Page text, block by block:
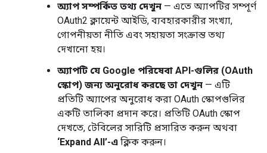
অ্যাপ সম্পর্কিত তথ্য দেখুন — এতে অ্যাপটির সম্পূর্ণ
OAuth2 ক্লায়েন্ট আইডি, ব্যবহারকারীর সংখ্যা,
গোপনীয়তা নীতি এবং সহায়তা সংক্রান্ত তথ্য
দেখানো হয়।
অ্যাপটি যে Google পরিষেবা API-গুলির (OAuth
স্কোপ) জন্য অনুরোধ করছে তা দেখুন — এটি
প্রতিটি অ্যাপের অনুরোধ করা OAuth স্কোপগুলির
একটি তালিকা প্রদান করে। প্রতিটি OAuth স্কোপ
দেখতে, টেবিলের সারিটি প্রসারিত করুন অথবা
‘Expand All’-এ ক্লিক করুন।